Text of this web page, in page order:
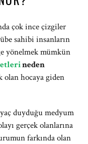
çok ince çizgiler
sahibi insanların
yönelmek mümkün
neden
olan hocaya giden
duyduğu medyum
gerçek olanlarına
farkında olan